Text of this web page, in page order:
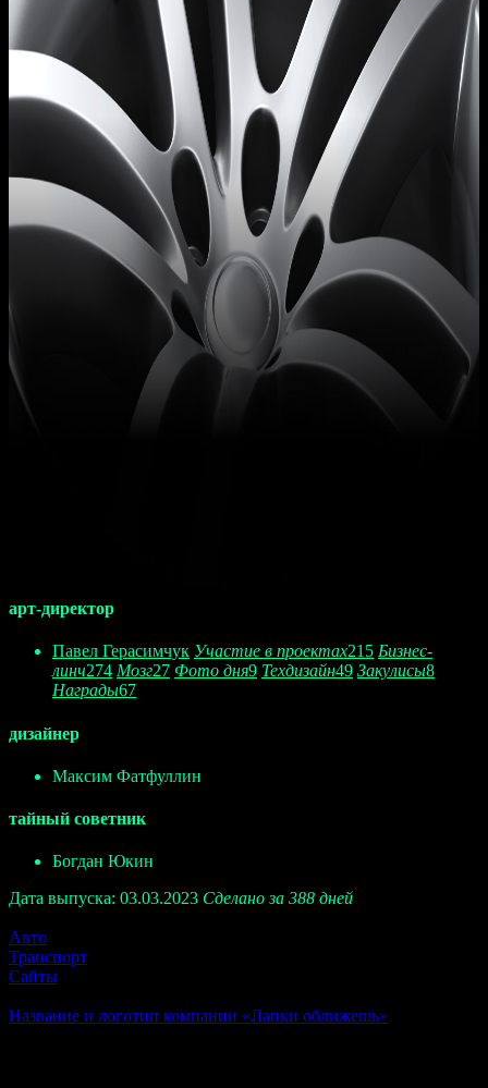
арт-директор
Павел Герасимчук Участие в проектах215 Бизнес-
линч274 Мозг27 Фото дня9 Техдизайн49 Закулисы8
Награды67
дизайнер
Максим Фатфуллин
тайный советник
Богдан Юкин
Дата выпуска: 03.03.2023 Сделано за 388 дней
Авто
Транспорт
Сайты
Название и логотип компании «Лапки оближешь»